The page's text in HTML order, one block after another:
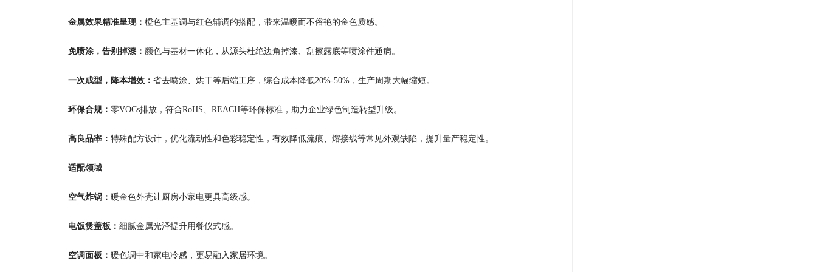
金属效果精准呈现： 橙色主基调与红色辅调的搭配，带来温暖而不俗艳的金色质感。
免喷涂，告别掉漆： 颜色与基材一体化，从源头杜绝边角掉漆、刮擦露底等喷涂件通病。
一次成型，降本增效： 省去喷涂、烘干等后端工序，综合成本降低20%-50%，生产周期大幅缩短。
环保合规： 零VOCs排放，符合RoHS、REACH等环保标准，助力企业绿色制造转型升级。
高良品率： 特殊配方设计，优化流动性和色彩稳定性，有效降低流痕、熔接线等常见外观缺陷，提升量产稳定性。
适配领域
空气炸锅： 暖金色外壳让厨房小家电更具高级感。
电饭煲盖板： 细腻金属光泽提升用餐仪式感。
空调面板： 暖色调中和家电冷感，更易融入家居环境。